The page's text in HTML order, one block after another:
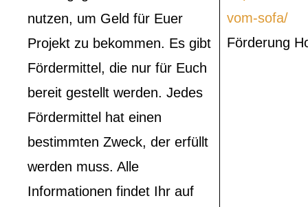
nutzen, um Geld für Euer
Projekt zu bekommen. Es gibt
Fördermittel, die nur für Euch
bereit gestellt werden. Jedes
Fördermittel hat einen
bestimmten Zweck, der erfüllt
werden muss. Alle
Informationen findet Ihr auf
vom-sofa/
Förderung